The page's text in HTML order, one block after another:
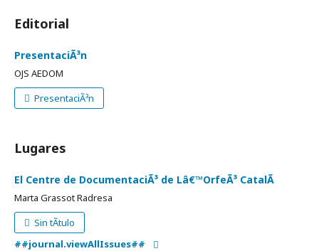
Editorial
PresentaciÃ³n
OJS AEDOM
PresentaciÃ³n
Lugares
El Centre de DocumentaciÃ³ de Lâ€™OrfeÃ³ CatalÃ
Marta Grassot Radresa
Sin tÃ­tulo
##journal.viewAllIssues##